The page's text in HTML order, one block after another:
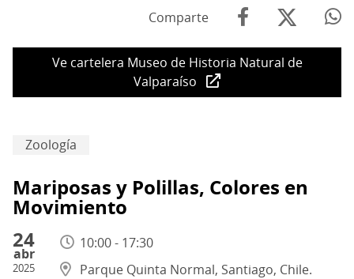
Comparte
Ve cartelera Museo de Historia Natural de
Valparaíso
Zoología
Mariposas y Polillas, Colores en
Movimiento
24
abr
2025
10:00 - 17:30
Parque Quinta Normal, Santiago, Chile.